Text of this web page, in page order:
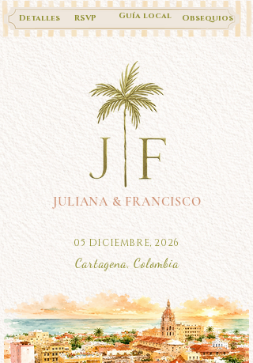
Guía local
Detalles RSVP Obsequios
JULIANA & FRANCISCO
05 DICIEMBRE, 2026
Cartagena, Colombia